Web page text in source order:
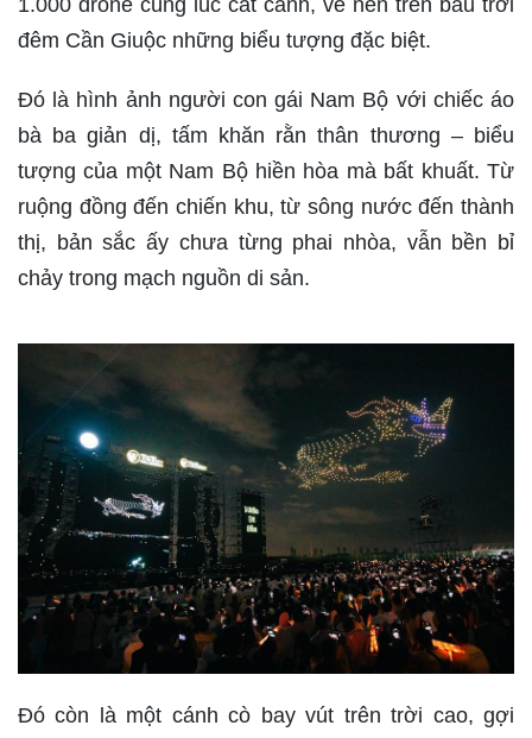
đêm Cần Giuộc những biểu tượng đặc biệt.
Đó là hình ảnh người con gái Nam Bộ với chiếc áo
bà ba giản dị, tấm khăn rằn thân thương – biểu
tượng của một Nam Bộ hiền hòa mà bất khuất. Từ
ruộng đồng đến chiến khu, từ sông nước đến thành
thị, bản sắc ấy chưa từng phai nhòa, vẫn bền bỉ
chảy trong mạch nguồn di sản.
Đó còn là một cánh cò bay vút trên trời cao, gợi